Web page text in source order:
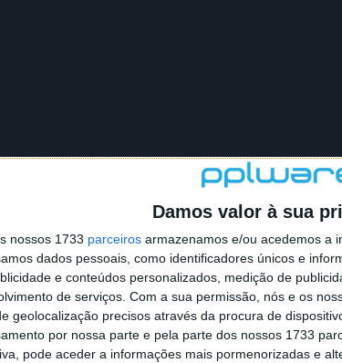
Damos valor à sua
nossos 1733 parceiros armazenamos e/ou acedemos a
dados pessoais, como identificadores únicos e
e conteúdos personalizados, medição de
de serviços. Com a sua permissão, nós e os
geolocalização precisos através da procura de
por nossa parte e pela parte dos nossos 1733
pode aceder a informações mais pormenorizadas e
aplicaçãono mercado Android, até porque é
como podemos ter o serviço devidamente
nossas listasdo Spotify para o Apple Music.